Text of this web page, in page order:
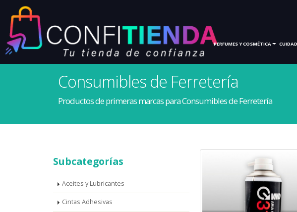
INICIO HOGAR PERFUMES Y COSMÉTICA
Consumibles de Ferretería
Productos de primeras marcas para Consumibles de Ferretería
Subcategorías
Aceites y Lubricantes
Cintas Adhesivas